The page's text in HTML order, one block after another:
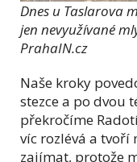
Dnes u Taslarova
jen nevyužívané
PrahaIN.cz
Naše kroky
stezce a po dvou
překročíme
víc rozlévá a tvoří
zajímat, protože